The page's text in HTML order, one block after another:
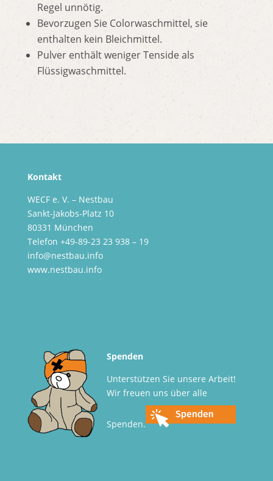
Regel unnötig.
Bevorzugen Sie Colorwaschmittel, sie
enthalten kein Bleichmittel.
Pulver enthält weniger Tenside als
Flüssigwaschmittel.
Kontakt
WECF e. V. – Nestbau
Sankt-Jakobs-Platz 10
80331 München
Telefon +49-89-23 23 938 – 19
info@nestbau.info
www.nestbau.info
Spenden
Unterstützen Sie unsere Arbeit!
Wir freuen uns über alle
Spenden.